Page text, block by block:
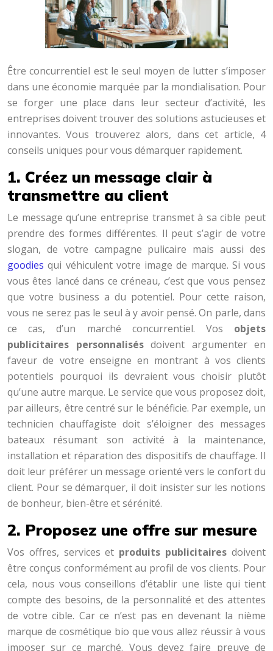
Être concurrentiel est le seul moyen de lutter s’imposer
dans une économie marquée par la mondialisation. Pour
se forger une place dans leur secteur d’activité, les
entreprises doivent trouver des solutions astucieuses et
innovantes. Vous trouverez alors, dans cet article, 4
conseils uniques pour vous démarquer rapidement.
1. Créez un message clair à
transmettre au client
Le message qu’une entreprise transmet à sa cible peut
prendre des formes différentes. Il peut s’agir de votre
slogan, de votre campagne pulicaire mais aussi des
goodies qui véhiculent votre image de marque. Si vous
vous êtes lancé dans ce créneau, c’est que vous pensez
que votre business a du potentiel. Pour cette raison,
vous ne serez pas le seul à y avoir pensé. On parle, dans
ce cas, d’un marché concurrentiel. Vos objets
publicitaires personnalisés doivent argumenter en
faveur de votre enseigne en montrant à vos clients
potentiels pourquoi ils devraient vous choisir plutôt
qu’une autre marque. Le service que vous proposez doit,
par ailleurs, être centré sur le bénéficie. Par exemple, un
technicien chauffagiste doit s’éloigner des messages
bateaux résumant son activité à la maintenance,
installation et réparation des dispositifs de chauffage. Il
doit leur préférer un message orienté vers le confort du
client. Pour se démarquer, il doit insister sur les notions
de bonheur, bien-être et sérénité.
2. Proposez une offre sur mesure
Vos offres, services et produits publicitairesdoivent
être conçus conformément au profil de vos clients. Pour
cela, nous vous conseillons d’établir une liste qui tient
compte des besoins, de la personnalité et des attentes
de votre cible. Car ce n’est pas en devenant la nième
marque de cosmétique bio que vous allez réussir à vous
imposer sur ce marché. Vous devez faire preuve de